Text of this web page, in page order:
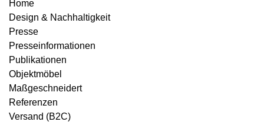
Home
Design & Nachhaltigkeit
Presse
Presseinformationen
Publikationen
Objektmöbel
Maßgeschneidert
Referenzen
Versand (B2C)